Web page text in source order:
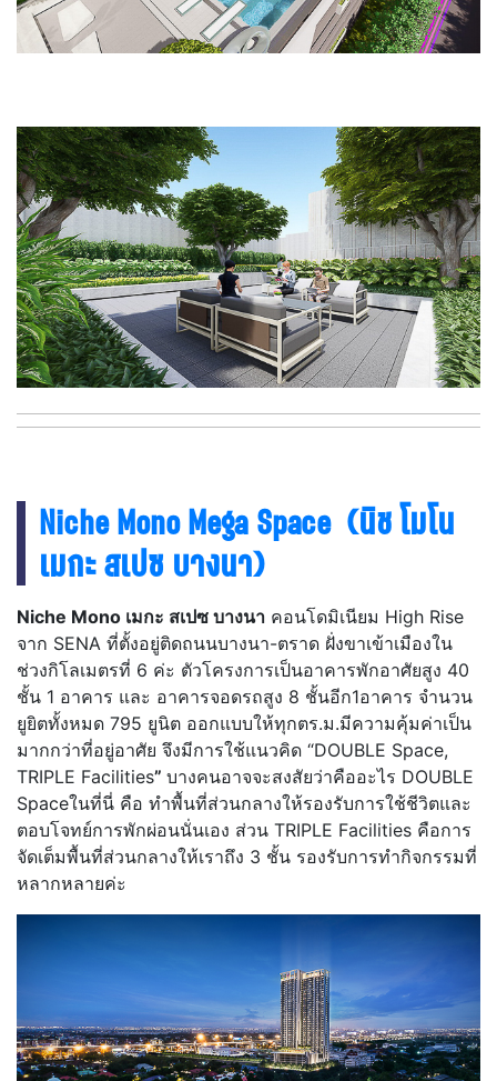
Niche Mono Mega Space (นิช โมโน
เมกะสเปซ บางนา)
Niche Mono เมกะ สเปซ บางนา คอนโดมิเนียม High Rise
จาก SENA ที่ตั้งอยู่ติดถนนบางนา-ตราด ฝั่งขาเข้าเมืองใน
ช่วงกิโลเมตรที่ 6 ค่ะ ตัวโครงการเป็นอาคารพักอาศัยสูง 40
ชั้น 1 อาคาร และ อาคารจอดรถสูง 8 ชั้นอีก1อาคาร จำนวน
ยูยิตทั้งหมด 795 ยูนิต ออกแบบให้ทุกตร.ม.มีความคุ้มค่าเป็น
มากกว่าที่อยู่อาศัย จึงมีการใช้แนวคิด “DOUBLE Space,
TRIPLE Facilities” บางคนอาจจะสงสัยว่าคืออะไร DOUBLE
Spaceในที่นี่ คือ ทำพื้นที่ส่วนกลางให้รองรับการใช้ชีวิตและ
ตอบโจทย์การพักผ่อนนั่นเอง ส่วน TRIPLE Facilities คือการ
จัดเต็มพื้นที่ส่วนกลางให้เราถึง 3 ชั้น รองรับการทำกิจกรรมที่
หลากหลายค่ะ